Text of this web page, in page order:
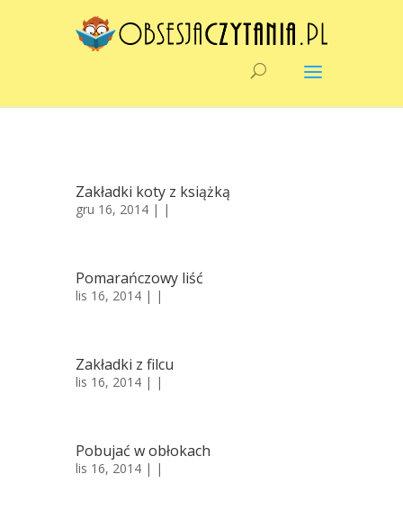
Zakładki koty z książką
gru 16, 2014 | |
Pomarańczowy liść
lis 16, 2014 | |
Zakładki z filcu
lis 16, 2014 | |
Pobujać w obłokach
lis 16, 2014 | |